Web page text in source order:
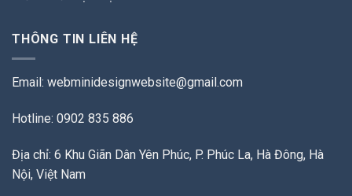
THÔNG TIN LIÊN HỆ
Email: webminidesignwebsite@gmail.com
Hotline: 0902 835 886
Địa chỉ: 6 Khu Giãn Dân Yên Phúc, P. Phúc La, Hà Đông, Hà
Nội, Việt Nam